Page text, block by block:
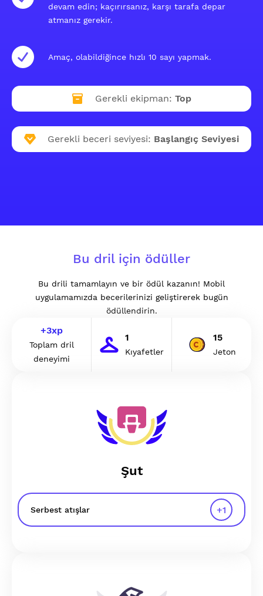
devam edin; kaçırırsanız, karşı tarafa depar
atmanız gerekir.
Amaç, olabildiğince hızlı 10 sayı yapmak.
Gerekli ekipman: Top
Gerekli beceri seviyesi: Başlangıç Seviyesi
Bu dril için ödüller
Bu drili tamamlayın ve bir ödül kazanın! Mobil
uygulamamızda becerilerinizi geliştirerek bugün
ödüllendirin.
+3xp
Toplam dril
deneyimi
1
Kıyafetler
15
Jeton
Şut
Serbest atışlar +1